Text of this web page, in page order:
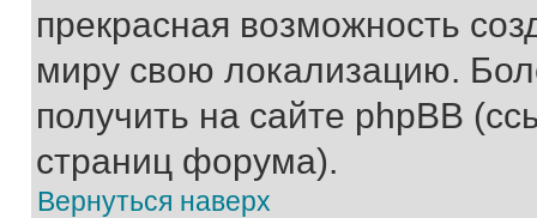
прекрасная возможность
миру свою локализацию.
получить на сайте phpBB
страниц форума).
Вернуться наверх